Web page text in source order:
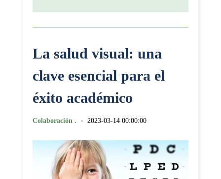
La salud visual: una
clave esencial para el
éxito académico
Colaboración . • 2023-03-14 00:00:00